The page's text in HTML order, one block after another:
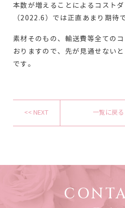
本数が増えることによるコスト
（2022.6）では正直あまり期待
素材そのもの、輸送費等全ての
おりますので、先が見通せない
です。
<< NEXT 一覧に戻る